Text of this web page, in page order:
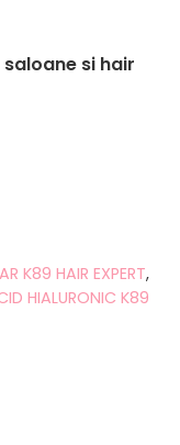
si hair
K89 HAIR EXPERT,
HIALURONIC K89